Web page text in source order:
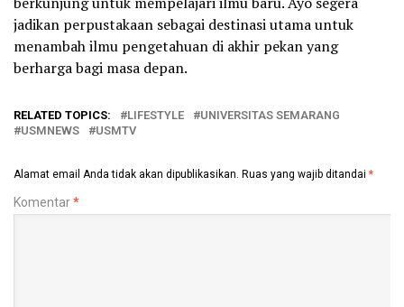
jadikan perpustakaan sebagai destinasi utama untuk
menambah ilmu pengetahuan di akhir pekan yang
berharga bagi masa depan.
RELATED TOPICS: LIFESTYLE
UNIVERSITAS SEMARANG
USMNEWS
USMTV
Alamat email Anda tidak akan dipublikasikan. Ruas yang wajib ditandai *
Komentar*